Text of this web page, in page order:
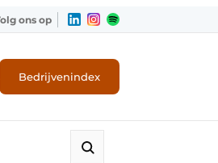
ons op
Bedrijvenindex